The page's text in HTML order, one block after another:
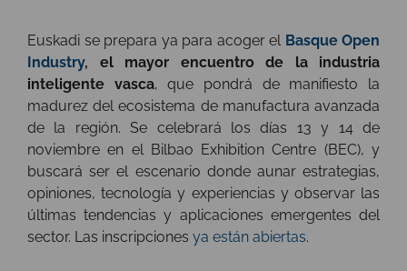
Euskadi se prepara ya para acoger el Basque Open
Industry, el mayor encuentro de la industria
inteligente vasca, que pondrá de manifiesto la
madurez del ecosistema de manufactura avanzada
de la región. Se celebrará los días 13 y 14 de
noviembre en el Bilbao Exhibition Centre (BEC), y
buscará ser el escenario donde aunar estrategias,
opiniones, tecnología y experiencias y observar las
últimas tendencias y aplicaciones emergentes del
sector. Las inscripciones ya están abiertas.